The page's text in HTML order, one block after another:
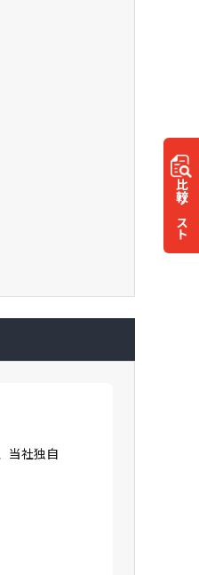
比較
リスト
当社独自